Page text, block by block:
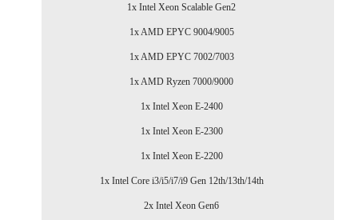
1x Intel Xeon Scalable Gen2
1x AMD EPYC 9004/9005
1x AMD EPYC 7002/7003
1x AMD Ryzen 7000/9000
1x Intel Xeon E-2400
1x Intel Xeon E-2300
1x Intel Xeon E-2200
1x Intel Core i3/i5/i7/i9 Gen 12th/13th/14th
2x Intel Xeon Gen6